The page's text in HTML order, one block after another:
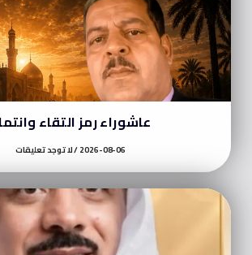
عاشوراء رمز التقاء وانتماء
2026-08-06 لا توجد تعليقات